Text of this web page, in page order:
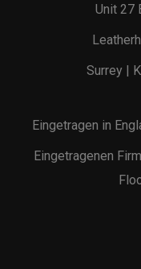
Unit 27
Surrey |
Eingetragen in
Eingetragenen